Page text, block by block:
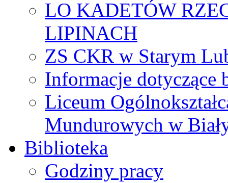
LO KADETÓW
LIPINACH
ZS CKR w Starym
Informacje dotyczące
Liceum
Mundurowych w
Biblioteka
Godziny pracy